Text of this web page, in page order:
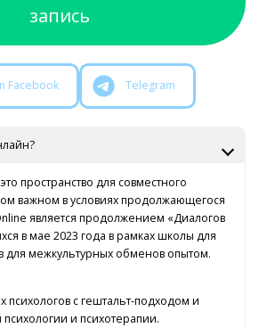
запись
Facebook Telegram
пространство для совместного
важном в условиях продолжающегося
является продолжением «Диалогов
в мае 2023 года в рамках школы для
для межкультурных обменов опытом.
психологов с гештальт-подходом и
и психотерапии.